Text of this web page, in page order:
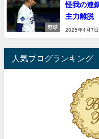
野球
怪我の連
主力離脱
2025年4月7日
人気ブログランキング